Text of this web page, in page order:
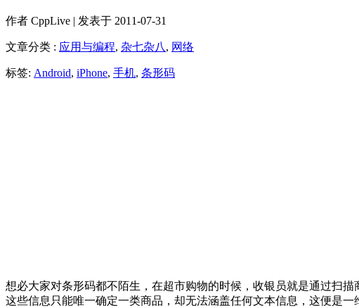
作者 CppLive | 发表于 2011-07-31
文章分类 : 应用与编程, 杂七杂八 , 网络
标签: Android, iPhone, 手机, 条形码
想必大家对条形码都不陌生，在超市购物的时候，收银员就是通过扫
这些信息只能唯一确定一类商品，却无法涵盖任何文本信息，这便是